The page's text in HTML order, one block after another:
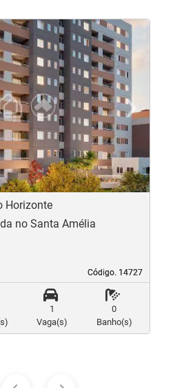
›
Horizonte
Código. 14727
Código. 14727
no Santa Amélia
1
Vaga(s)
0
Banho(s)